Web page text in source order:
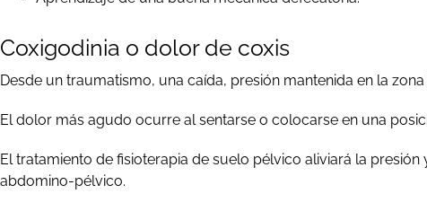
Coxigodinia o dolor de coxis
Desde un traumatismo, una caída, presión mantenida en la
El dolor más agudo ocurre al sentarse o colocarse en una
El tratamiento de fisioterapia de suelo pélvico aliviará la
abdomino-pélvico.